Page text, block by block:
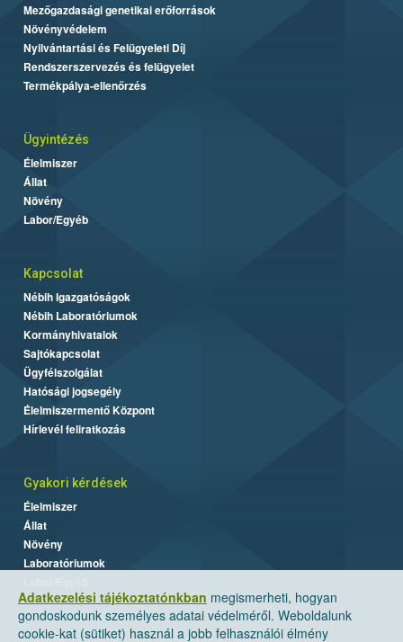
Adatkezelési tájékoztatónkban megismerheti, hogyan
gondoskodunk személyes adatai védelméről. Weboldalunk
cookie-kat (sütiket) használ a jobb felhasználói élmény
Mezőgazdasági genetikai erőforrások
Növényvédelem
Nyilvántartási és Felügyeleti Díj
Rendszerszervezés és felügyelet
Termékpálya-ellenőrzés
Ügyintézés
Élelmiszer
Állat
Növény
Labor/Egyéb
Kapcsolat
Nébih Igazgatóságok
Nébih Laboratóriumok
Kormányhivatalok
Sajtókapcsolat
Ügyfélszolgálat
Hatósági jogsegély
Élelmiszermentő Központ
Hírlevél feliratkozás
Gyakori kérdések
Élelmiszer
Állat
Növény
Laboratóriumok